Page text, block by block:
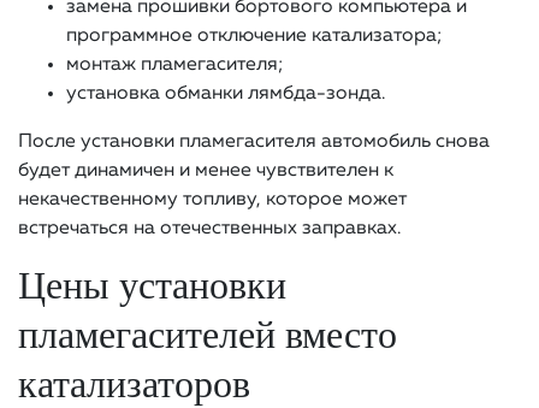
замена прошивки бортового компьютера и
программное отключение катализатора;
монтаж пламегасителя;
установка обманки лямбда-зонда.
После установки пламегасителя автомобиль снова
будет динамичен и менее чувствителен к
некачественному топливу, которое может
встречаться на отечественных заправках.
Цены установки
пламегасителей вместо
катализаторов